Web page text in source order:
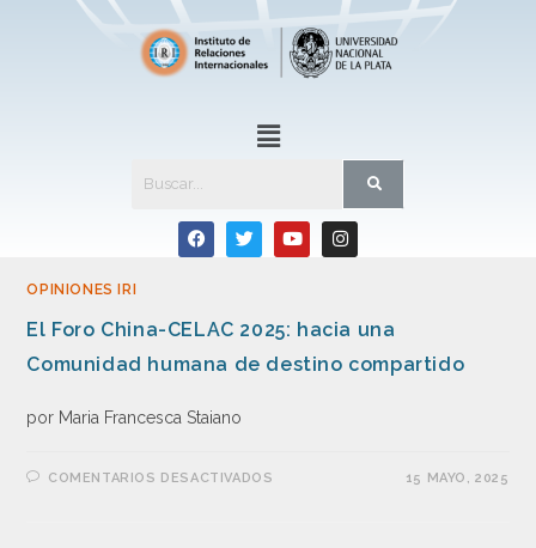
OPINIONES IRI
El Foro China-CELAC 2025: hacia una
Comunidad humana de destino compartido
por Maria Francesca Staiano
COMENTARIOS DESACTIVADOS 15 MAYO, 2025